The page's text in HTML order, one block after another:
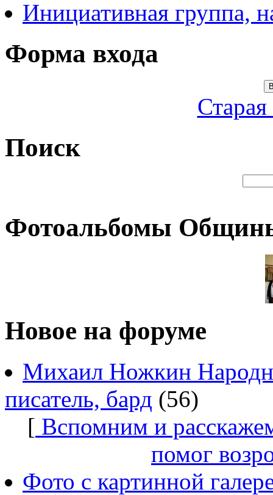
Инициативная группа,
Форма входа
Поиск
Фотоальбомы
Новое на форуме
Михаил Ножкин
писатель, бард (56)
[ Вспомним и
помог
Фото с картинной